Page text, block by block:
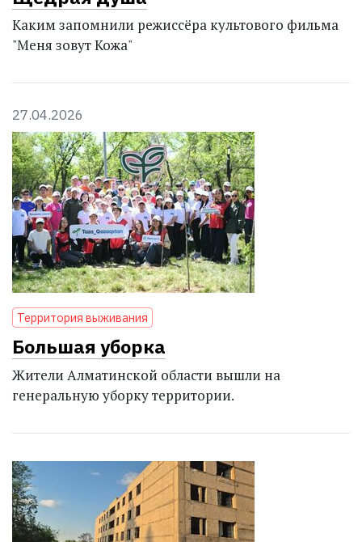
Каким запомнили режиссёра культового фильма
"Меня зовут Кожа"
27.04.2026
Территория выживания
Большая уборка
Жители Алматинской области вышли на
генеральную уборку территории.